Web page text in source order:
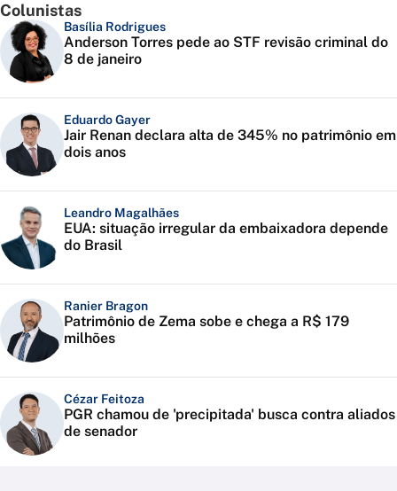
Colunistas
Basília Rodrigues
Anderson Torres pede ao STF revisão criminal do
8 de janeiro
Eduardo Gayer
Jair Renan declara alta de 345% no patrimônio em
dois anos
Leandro Magalhães
EUA: situação irregular da embaixadora depende
do Brasil
Ranier Bragon
Patrimônio de Zema sobe e chega a R$ 179
milhões
Cézar Feitoza
PGR chamou de 'precipitada' busca contra aliados
de senador